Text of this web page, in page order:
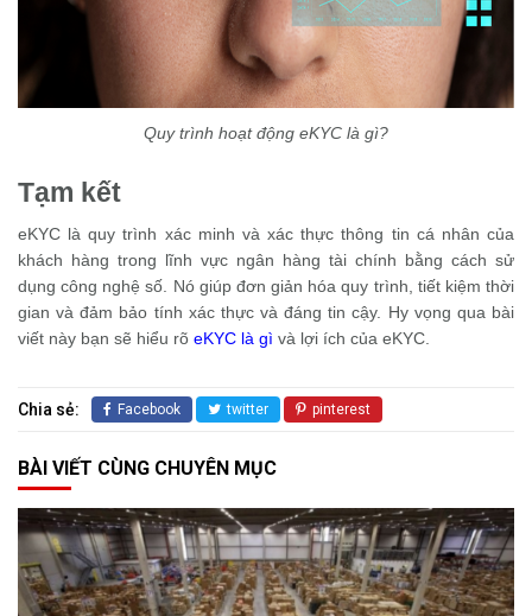
Quy trình hoạt động eKYC là gì?
Tạm kết
eKYC là quy trình xác minh và xác thực thông tin cá nhân của
khách hàng trong lĩnh vực ngân hàng tài chính bằng cách sử
dụng công nghệ số. Nó giúp đơn giản hóa quy trình, tiết kiệm thời
gian và đảm bảo tính xác thực và đáng tin cậy. Hy vọng qua bài
viết này bạn sẽ hiểu rõ eKYC là gì và lợi ích của eKYC.
Chia sẻ: Facebook twitter pinterest
BÀI VIẾT CÙNG CHUYÊN MỤC